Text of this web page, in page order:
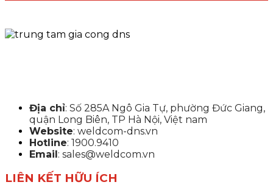
Địa chỉ: Số 285A Ngô Gia Tự, phường Đức Giang,
quận Long Biên, TP Hà Nội, Việt nam
Website: weldcom-dns.vn
Hotline: 1900.9410
Email: sales@weldcom.vn
LIÊN KẾT HỮU ÍCH